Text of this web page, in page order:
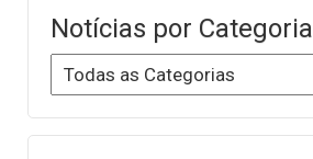
Notícias por Categoria